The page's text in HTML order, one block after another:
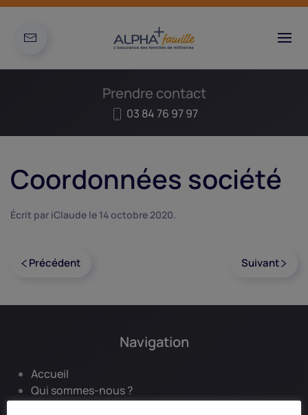
Prendre contact
03 84 76 97 97
Coordonnées société
Écrit par iClaude le 14 octobre 2020.
Précédent Suivant
Navigation
Accueil
Qui sommes-nous ?